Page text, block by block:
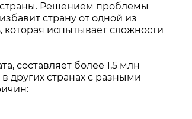
Решением проблемы
страну от одной из
испытывает сложности
составляет более 1,5 млн
других странах с разными